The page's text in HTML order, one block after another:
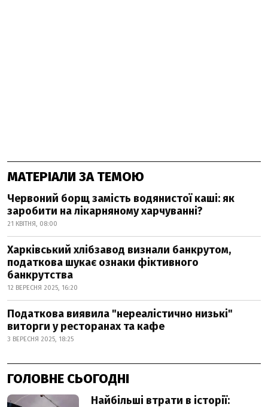
МАТЕРІАЛИ ЗА ТЕМОЮ
Червоний борщ замість водянистої каші: як
заробити на лікарняному харчуванні?
21 КВІТНЯ, 08:00
Харківський хлібзавод визнали банкрутом,
податкова шукає ознаки фіктивного
банкрутства
12 ВЕРЕСНЯ 2025, 16:20
Податкова виявила "нереалістично низькі"
виторги у ресторанах та кафе
3 ВЕРЕСНЯ 2025, 18:25
ГОЛОВНЕ СЬОГОДНІ
Найбільші втрати в історії: